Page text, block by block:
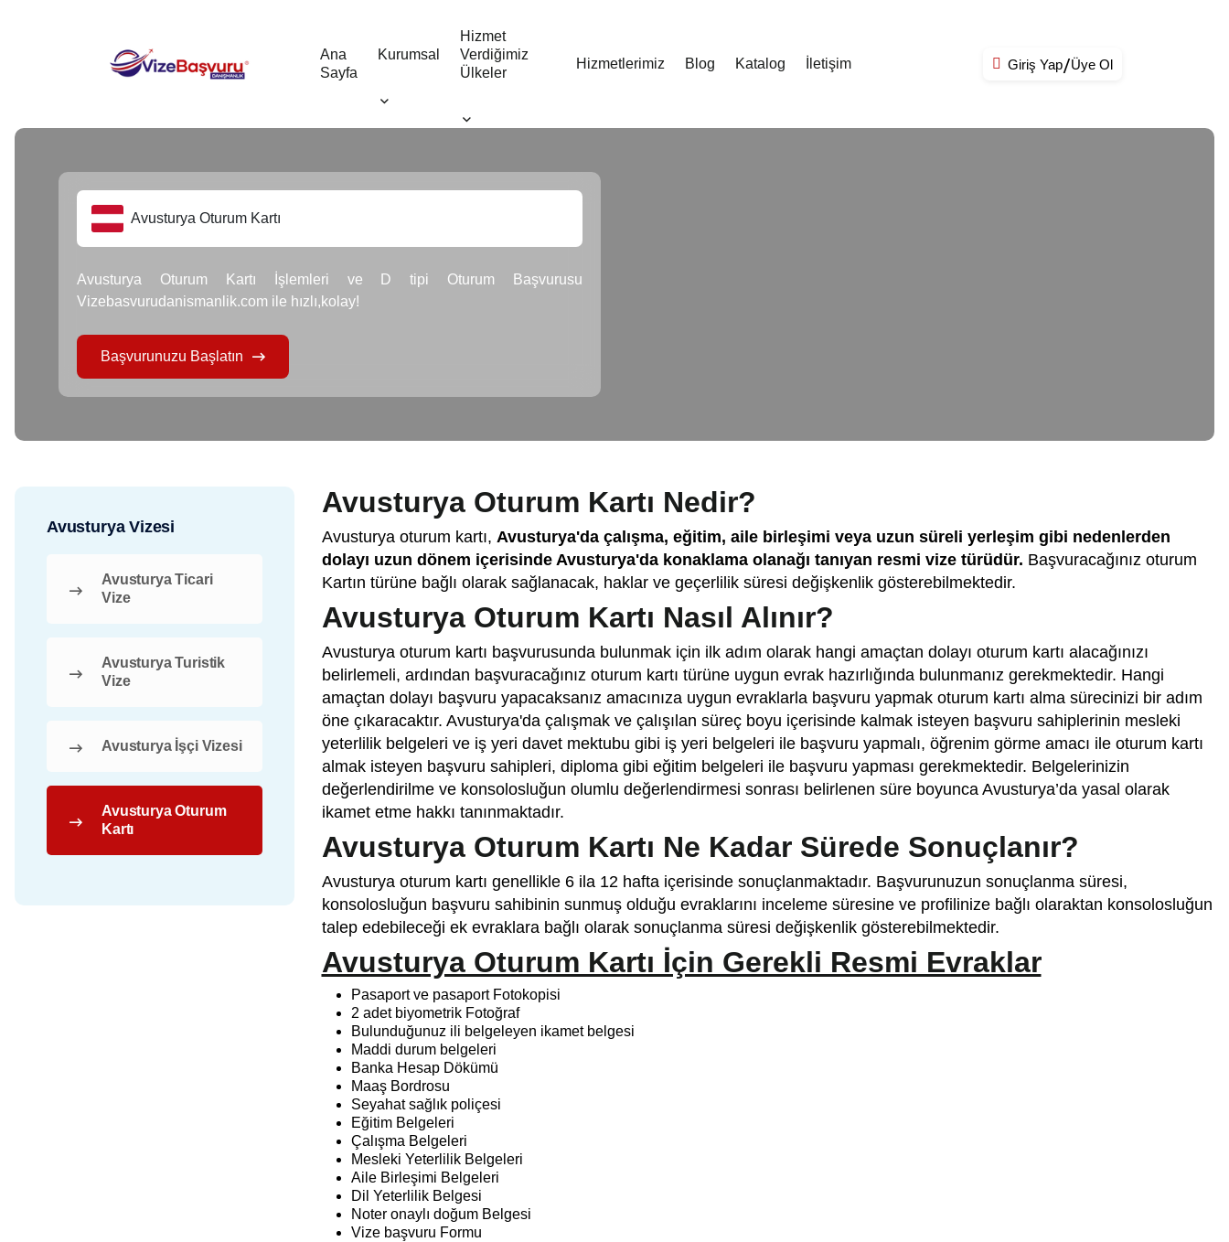
Ana
Sayfa
Kurumsal
Hizmet
Verdiğimiz
Ülkeler
Hizmetlerimiz Blog Katalog İletişim Giriş Yap Üye Ol
Avusturya Oturum Kartı
Avusturya Oturum Kartı İşlemleri ve D tipi Oturum Başvurusu
Vizebasvurudanismanlik.com ile hızlı,kolay!
Başvurunuzu Başlatın
Avusturya Vizesi
Avusturya Ticari
Vize
Avusturya Turistik
Vize
Avusturya İşçi Vizesi
Avusturya Oturum
Kartı
Avusturya Oturum Kartı Nedir?
Avusturya oturum kartı, Avusturya'da çalışma, eğitim, aile birleşimi veya uzun süreli yerleşim gibi nedenlerden
dolayı uzun dönem içerisinde Avusturya'da konaklama olanağı tanıyan resmi vize türüdür. Başvuracağınız oturum
Kartın türüne bağlı olarak sağlanacak, haklar ve geçerlilik süresi değişkenlik gösterebilmektedir.
Avusturya Oturum Kartı Nasıl Alınır?
Avusturya oturum kartı başvurusunda bulunmak için ilk adım olarak hangi amaçtan dolayı oturum kartı alacağınızı
belirlemeli, ardından başvuracağınız oturum kartı türüne uygun evrak hazırlığında bulunmanız gerekmektedir. Hangi
amaçtan dolayı başvuru yapacaksanız amacınıza uygun evraklarla başvuru yapmak oturum kartı alma sürecinizi bir adım
öne çıkaracaktır. Avusturya'da çalışmak ve çalışılan süreç boyu içerisinde kalmak isteyen başvuru sahiplerinin mesleki
yeterlilik belgeleri ve iş yeri davet mektubu gibi iş yeri belgeleri ile başvuru yapmalı, öğrenim görme amacı ile oturum kartı
almak isteyen başvuru sahipleri, diploma gibi eğitim belgeleri ile başvuru yapması gerekmektedir. Belgelerinizin
değerlendirilme ve konsolosluğun olumlu değerlendirmesi sonrası belirlenen süre boyunca Avusturya’da yasal olarak
ikamet etme hakkı tanınmaktadır.
Avusturya Oturum Kartı Ne Kadar Sürede Sonuçlanır?
Avusturya oturum kartı genellikle 6 ila 12 hafta içerisinde sonuçlanmaktadır. Başvurunuzun sonuçlanma süresi,
konsolosluğun başvuru sahibinin sunmuş olduğu evraklarını inceleme süresine ve profilinize bağlı olaraktan konsolosluğun
talep edebileceği ek evraklara bağlı olarak sonuçlanma süresi değişkenlik gösterebilmektedir.
Avusturya Oturum Kartı İçin Gerekli Resmi Evraklar
Pasaport ve pasaport Fotokopisi
2 adet biyometrik Fotoğraf
Bulunduğunuz ili belgeleyen ikamet belgesi
Maddi durum belgeleri
Banka Hesap Dökümü
Maaş Bordrosu
Seyahat sağlık poliçesi
Eğitim Belgeleri
Çalışma Belgeleri
Mesleki Yeterlilik Belgeleri
Aile Birleşimi Belgeleri
Dil Yeterlilik Belgesi
Noter onaylı doğum Belgesi
Vize başvuru Formu